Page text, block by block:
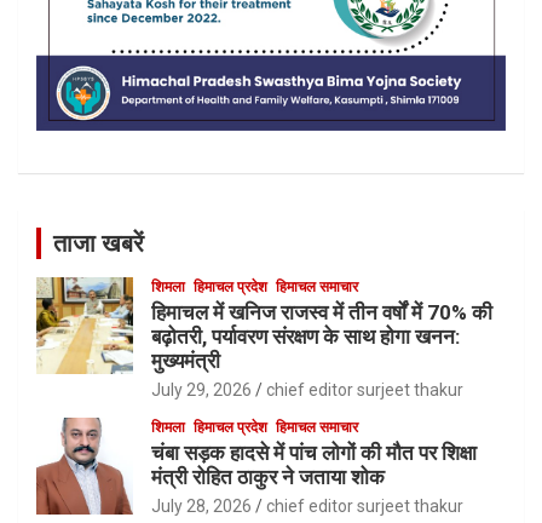
ताजा खबरें
शिमला हिमाचल प्रदेश हिमाचल समाचार
हिमाचल में खनिज राजस्व में तीन वर्षों में 70% की
बढ़ोतरी, पर्यावरण संरक्षण के साथ होगा खनन:
मुख्यमंत्री
July 29, 2026 chief editor surjeet thakur
शिमला हिमाचल प्रदेश हिमाचल समाचार
चंबा सड़क हादसे में पांच लोगों की मौत पर शिक्षा
मंत्री रोहित ठाकुर ने जताया शोक
July 28, 2026 chief editor surjeet thakur